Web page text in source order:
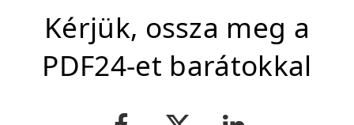
Kérjük, ossza meg a
PDF24-et barátokkal